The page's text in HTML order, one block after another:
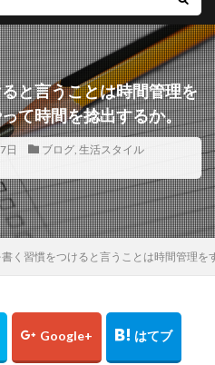
と言うことは時間管理を
て時間を捻出するか。
日 ブログ, 生活スタイル
く習慣をつけると言うことは時間管理